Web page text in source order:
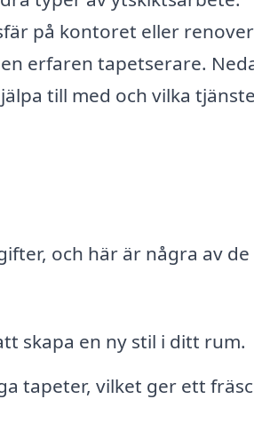
på kontoret eller
erfaren tapetserare.
till med och vilka
och här är några av de
skapa en ny stil i ditt rum.
tapeter, vilket ger ett